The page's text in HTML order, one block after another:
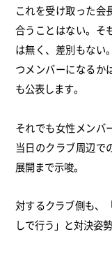
これを受け取った会
合うことはない。そ
は無く、差別もない
つメンバーになるか
も公表します。
それでも女性メンバ
当日のクラブ周辺で
展開まで示唆。
対するクラブ側も、
しで行う」と対決姿